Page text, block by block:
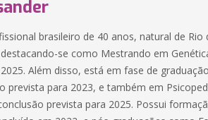
brasileiro de 40 anos, natural de Rio
se como Mestrando em
Além disso, está em fase de
prevista para 2023, e também em
prevista para 2025. Possui